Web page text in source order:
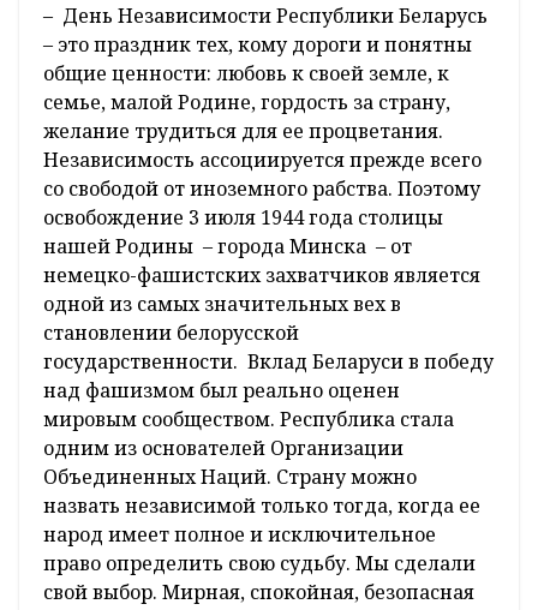
– День Независимости Республики Беларусь
– это праздник тех, кому дороги и понятны
общие ценности: любовь к своей земле, к
семье, малой Родине, гордость за страну,
желание трудиться для ее процветания.
Независимость ассоциируется прежде всего
со свободой от иноземного рабства. Поэтому
освобождение 3 июля 1944 года столицы
нашей Родины – города Минска – от
немецко-фашистских захватчиков является
одной из самых значительных вех в
становлении белорусской
государственности. Вклад Беларуси в победу
над фашизмом был реально оценен
мировым сообществом. Республика стала
одним из основателей Организации
Объединенных Наций. Страну можно
назвать независимой только тогда, когда ее
народ имеет полное и исключительное
право определить свою судьбу. Мы сделали
свой выбор. Мирная, спокойная, безопасная